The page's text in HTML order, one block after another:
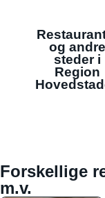
og andre
steder i
Region
Forskellige
m.v.